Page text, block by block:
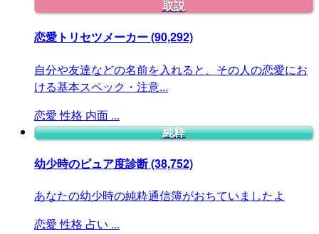
取説
恋愛トリセツメーカー(90,292)
自分や友達などの名前を入れると、その人の恋愛にお
ける基本スペック・注意...
恋愛 性格 内面 ...
純粋
幼少時のピュア度診断(38,752)
あなたの幼少時の純粋通信簿がおちていましたよ
恋愛 性格 占い ...